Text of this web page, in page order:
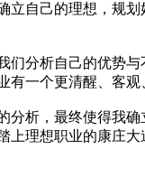
立自己的理想，规
们分析自己的优势
一个更清醒、客观
析，最终使得我
上理想职业的康庄大